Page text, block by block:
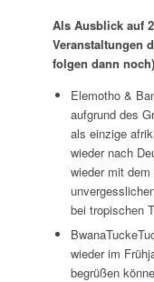
Als Ausblick auf
Veranstaltungen
folgen dann
Elemotho &
aufgrund des
als einzige
wieder nach
wieder mit
bei tropischen
wieder im
begrüßen